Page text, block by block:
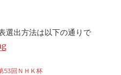
選出方法は以下の通りで
53回ＮＨＫ杯